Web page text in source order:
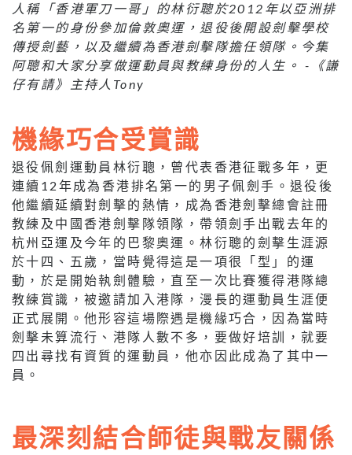
人稱「香港軍刀一哥」的林衍聰於2012年以亞洲排
名第一的身份參加倫敦奧運，退役後開設劍擊學校
傳授劍藝，以及繼續為香港劍擊隊擔任領隊。今集
阿聰和大家分享做運動員與教練身份的人生。 -《謙
仔有請》主持人Tony
機緣巧合受賞識
退役佩劍運動員林衍聰，曾代表香港征戰多年，更
連續12年成為香港排名第一的男子佩劍手。退役後
他繼續延續對劍擊的熱情，成為香港劍擊總會註冊
教練及中國香港劍擊隊領隊，帶領劍手出戰去年的
杭州亞運及今年的巴黎奧運。林衍聰的劍擊生涯源
於十四、五歲，當時覺得這是一項很「型」的運
動，於是開始執劍體驗，直至一次比賽獲得港隊總
教練賞識，被邀請加入港隊，漫長的運動員生涯便
正式展開。他形容這場際遇是機緣巧合，因為當時
劍擊未算流行、港隊人數不多，要做好培訓，就要
四出尋找有資質的運動員，他亦因此成為了其中一
員。
最深刻結合師徒與戰友關係